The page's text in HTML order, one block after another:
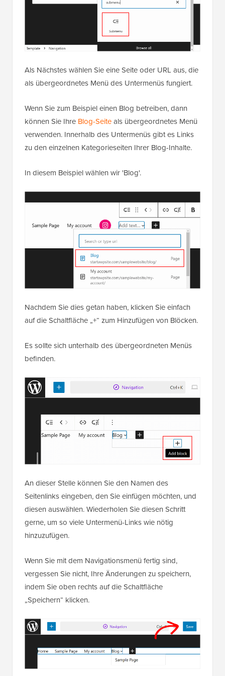
Als Nächstes wählen Sie eine Seite oder URL aus, die
als übergeordnetes Menü des Untermenüs fungiert.
Wenn Sie zum Beispiel einen Blog betreiben, dann
können Sie Ihre Blog-Seiteals übergeordnetes Menü
verwenden. Innerhalb des Untermenüs gibt es Links
zu den einzelnen Kategorieseiten Ihrer Blog-Inhalte.
In diesem Beispiel wählen wir 'Blog'.
Nachdem Sie dies getan haben, klicken Sie einfach
auf die Schaltfläche „+“ zum Hinzufügen von Blöcken.
Es sollte sich unterhalb des übergeordneten Menüs
befinden.
An dieser Stelle können Sie den Namen des
Seitenlinks eingeben, den Sie einfügen möchten, und
diesen auswählen. Wiederholen Sie diesen Schritt
gerne, um so viele Untermenü-Links wie nötig
hinzuzufügen.
Wenn Sie mit dem Navigationsmenü fertig sind,
vergessen Sie nicht, Ihre Änderungen zu speichern,
indem Sie oben rechts auf die Schaltfläche
„Speichern“ klicken.